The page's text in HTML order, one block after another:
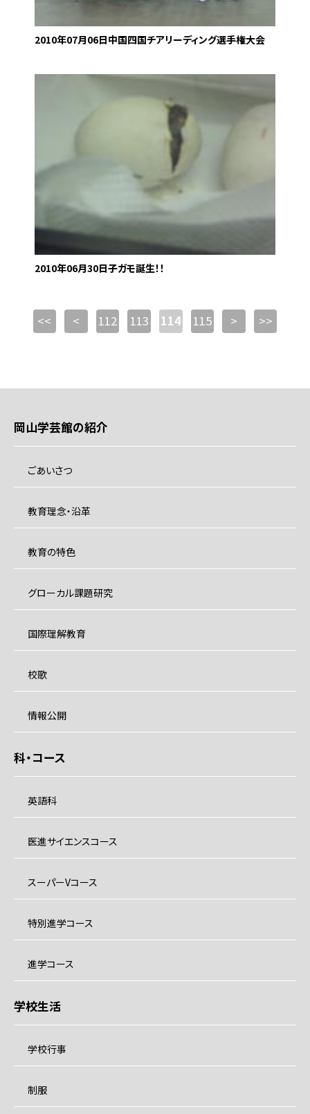
2010年07月06日中国四国チアリーディング選手権大会
2010年06月30日子ガモ誕生！！
<< < 112 113 114 115 > >>
岡山学芸館の紹介
ごあいさつ
教育理念・沿革
教育の特色
グローカル課題研究
国際理解教育
校歌
情報公開
科・コース
英語科
医進サイエンスコース
スーパーVコース
特別進学コース
進学コース
学校生活
学校行事
制服